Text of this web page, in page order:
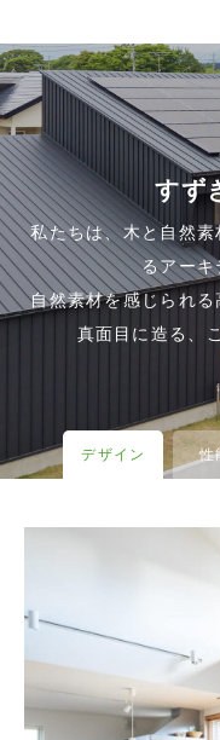
すず
私たちは、木と自然
るアーキ
自然素材を感じられ
真面目に造る、
デザイン 性